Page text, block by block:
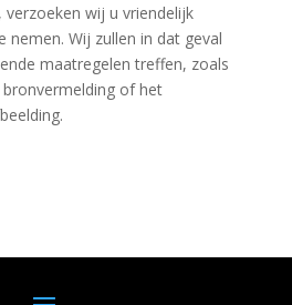
wij u vriendelijk
Wij zullen in dat geval
maatregelen treffen, zoals
of het